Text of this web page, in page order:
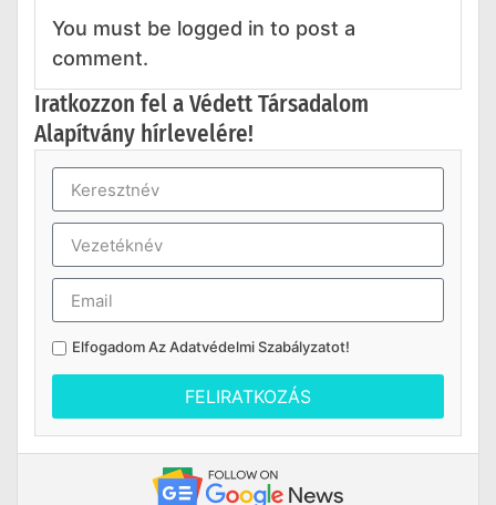
You must be logged in to post a
comment.
Iratkozzon fel a Védett Társadalom
Alapítvány hírlevelére!
Elfogadom AzAdatvédelmi Szabályzatot!
FELIRATKOZÁS